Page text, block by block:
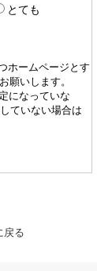
とても
ホームページとす
願いします。
になっていな
ていない場合は
戻る